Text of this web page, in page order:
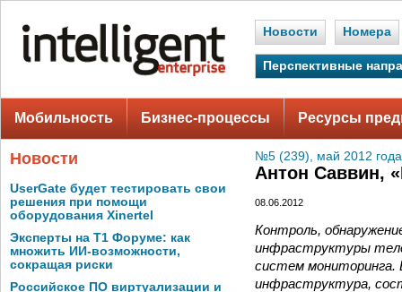
Новости Номера
Перспективные
Мобильность Бизнес-процессы Ресурсы
Новости
UserGate будет тестировать свои
решения при помощи
оборудования Xinertel
Эксперты на Т1 Форуме: как
множить ИИ-возможности,
сокращая риски
Российское ПО виртуализации и
№5 (239), май 2012 года
Антон Саввин,
08.06.2012
Контроль,
инфраструктуры
систем мониторинга.
инфраструктура,